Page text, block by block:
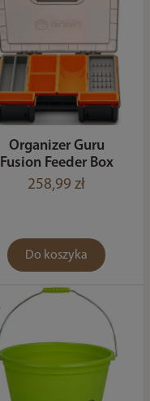
Organizer Guru
Fusion Feeder Box
258,99 zł
Do koszyka